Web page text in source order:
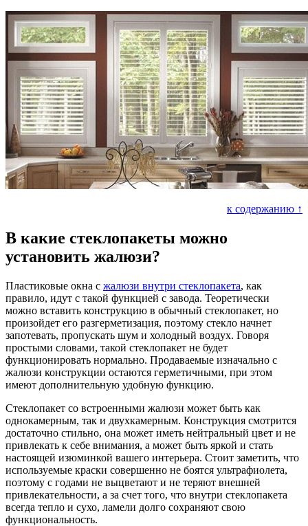
к содержанию ↑
В какие стеклопакеты можно
установить жалюзи?
Пластиковые окна с жалюзи внутри стеклопакета, как
правило, идут с такой функцией с завода. Теоретически
можно вставить конструкцию в обычный стеклопакет, но
произойдет его разгерметизация, поэтому стекло начнет
запотевать, пропускать шум и холодный воздух. Говоря
простыми словами, такой стеклопакет не будет
функционировать нормально. Продаваемые изначально с
жалюзи конструкции остаются герметичными, при этом
имеют дополнительную удобную функцию.
Стеклопакет со встроенными жалюзи может быть как
однокамерным, так и двухкамерным. Конструкция смотрится
достаточно стильно, она может иметь нейтральный цвет и не
привлекать к себе внимания, а может быть яркой и стать
настоящей изюминкой вашего интерьера. Стоит заметить, что
используемые краски совершенно не боятся ультрафиолета,
поэтому с годами не выцветают и не теряют внешней
привлекательности, а за счет того, что внутри стеклопакета
всегда тепло и сухо, ламели долго сохраняют свою
функциональность.